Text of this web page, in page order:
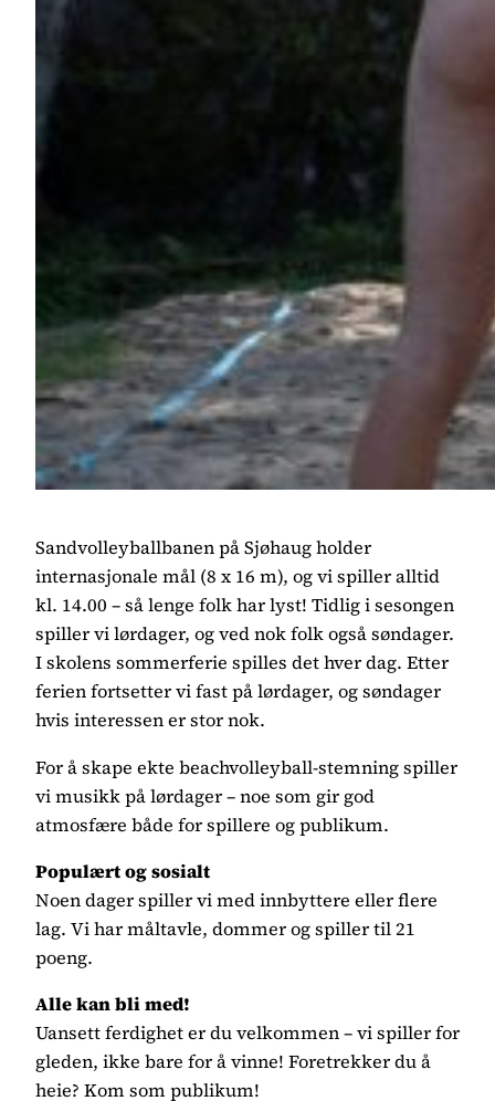
Sandvolleyballbanen på Sjøhaug holder
internasjonale mål (8 x 16 m), og vi spiller alltid
kl. 14.00 – så lenge folk har lyst! Tidlig i sesongen
spiller vi lørdager, og ved nok folk også søndager.
I skolens sommerferie spilles det hver dag. Etter
ferien fortsetter vi fast på lørdager, og søndager
hvis interessen er stor nok.
For å skape ekte beachvolleyball-stemning spiller
vi musikk på lørdager – noe som gir god
atmosfære både for spillere og publikum.
Populært og sosialt
Noen dager spiller vi med innbyttere eller flere
lag. Vi har måltavle, dommer og spiller til 21
poeng.
Alle kan bli med!
Uansett ferdighet er du velkommen – vi spiller for
gleden, ikke bare for å vinne! Foretrekker du å
heie? Kom som publikum!